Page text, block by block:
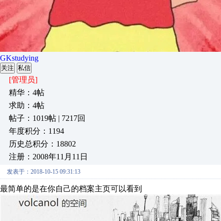
GKstudying
关注 私信
[管理员]
精华：4帖
求助：4帖
帖子：1019帖 | 7217回
年度积分：1194
历史总积分：18802
注册：2008年11月11日
发表于：2018-10-15 09:31:13
最简单的是在你自己的档案主页可以看到